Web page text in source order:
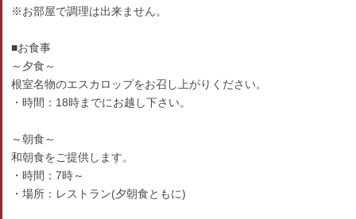
※お部屋で調理は出来ません。
■お食事
～夕食～
根室名物のエスカロップをお召し上がりください。
・時間：18時までにお越し下さい。
～朝食～
和朝食をご提供します。
・時間：7時～
・場所：レストラン(夕朝食ともに)